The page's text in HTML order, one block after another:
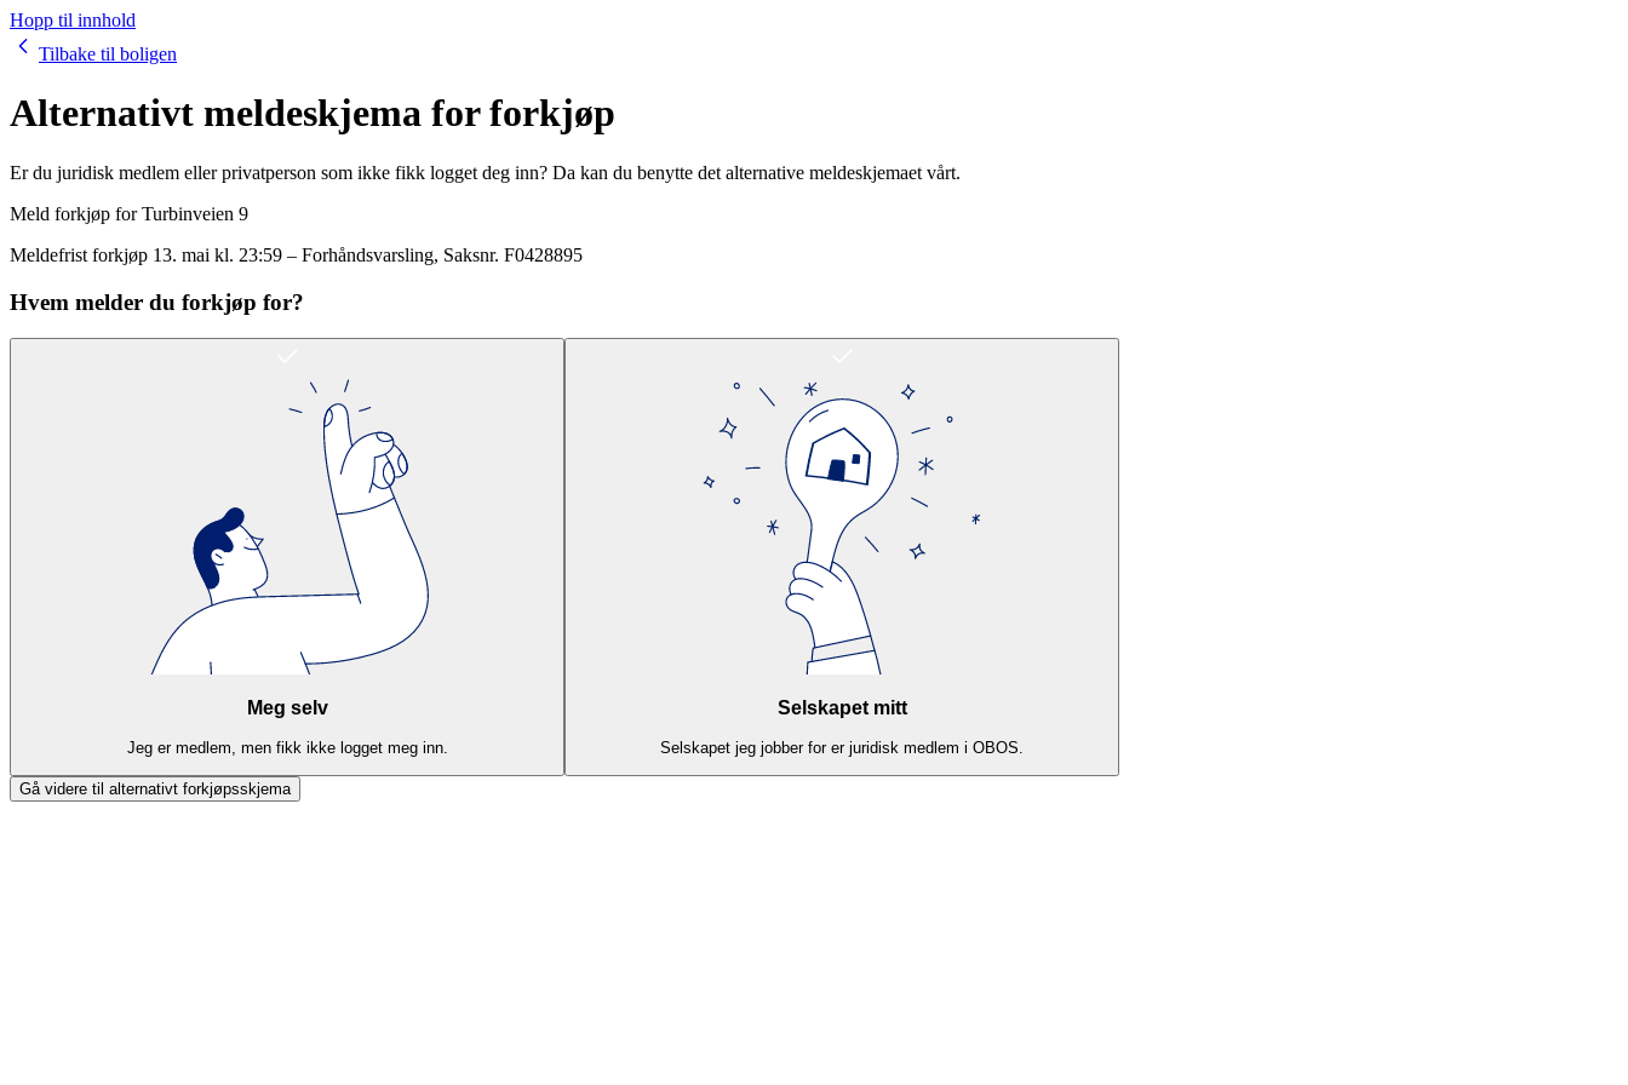
Hopp til innhold
Tilbake til boligen
Alternativt meldeskjema for forkjøp
Er du juridisk medlem eller privatperson som ikke fikk logget deg inn? Da kan du benytte det alternative meldeskjemaet vårt.
Meld forkjøp forTurbinveien 9
Meldefrist forkjøp 13. mai kl. 23:59 – Forhåndsvarsling, Saksnr. F0428895
Hvem melder du forkjøp for?
Meg selv
Jeg er medlem, men fikk ikke logget meg inn.
Selskapet mitt
Selskapet jeg jobber for er juridisk medlem i OBOS.
Gå videre til alternativt forkjøpsskjema